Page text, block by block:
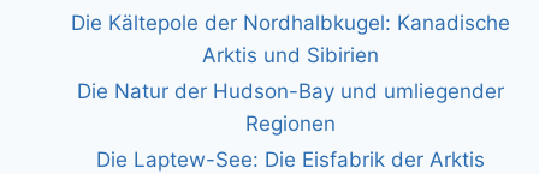
Die Kältepole der Nordhalbkugel: Kanadische
Arktis und Sibirien
Die Natur der Hudson-Bay und umliegender
Regionen
Die Laptew-See: Die Eisfabrik der Arktis